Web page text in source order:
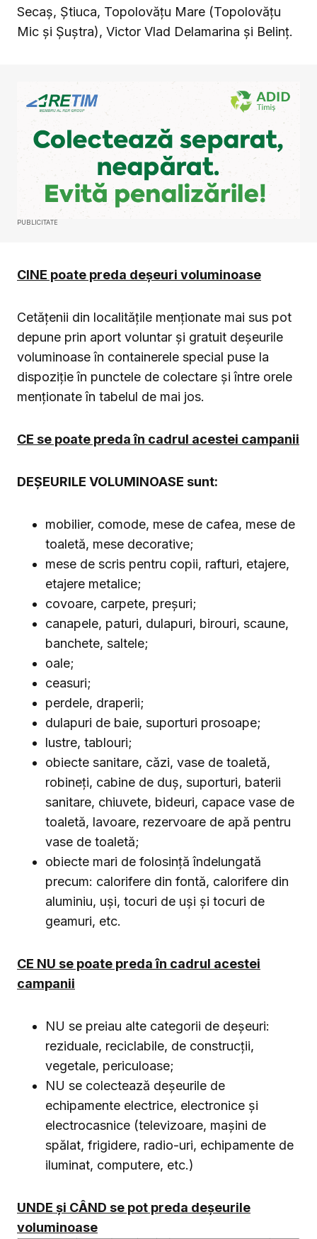
Secaș, Știuca, Topolovățu Mare (Topolovățu
Mic și Șuștra), Victor Vlad Delamarina și Belinț.
PUBLICITATE
CINE poate preda deșeuri voluminoase
Cetățenii din localitățile menționate mai sus pot
depune prin aport voluntar și gratuit deșeurile
voluminoase în containerele special puse la
dispoziție în punctele de colectare și între orele
menționate în tabelul de mai jos.
CE se poate preda în cadrul acestei campanii
DEŞEURILE VOLUMINOASE sunt:
mobilier, comode, mese de cafea, mese de
toaletă, mese decorative;
mese de scris pentru copii, rafturi, etajere,
etajere metalice;
covoare, carpete, preșuri;
canapele, paturi, dulapuri, birouri, scaune,
banchete, saltele;
oale;
ceasuri;
perdele, draperii;
dulapuri de baie, suporturi prosoape;
lustre, tablouri;
obiecte sanitare, căzi, vase de toaletă,
robineți, cabine de duș, suporturi, baterii
sanitare, chiuvete, bideuri, capace vase de
toaletă, lavoare, rezervoare de apă pentru
vase de toaletă;
obiecte mari de folosință îndelungată
precum: calorifere din fontă, calorifere din
aluminiu, uși, tocuri de uși şi tocuri de
geamuri, etc.
CE NU se poate preda în cadrul acestei
campanii
NU se preiau alte categorii de deșeuri:
reziduale, reciclabile, de construcții,
vegetale, periculoase;
NU se colectează deșeurile de
echipamente electrice, electronice și
electrocasnice (televizoare, mașini de
spălat, frigidere, radio-uri, echipamente de
iluminat, computere, etc.)
UNDE şi CÂND se pot preda deşeurile
voluminoase